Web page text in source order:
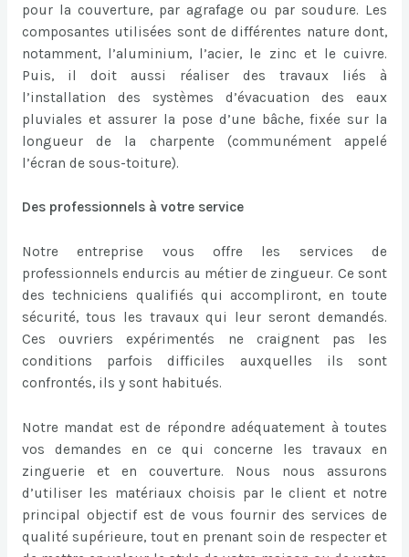
pour la couverture, par agrafage ou par soudure. Les
composantes utilisées sont de différentes nature dont,
notamment, l’aluminium, l’acier, le zinc et le cuivre.
Puis, il doit aussi réaliser des travaux liés à
l’installation des systèmes d’évacuation des eaux
pluviales et assurer la pose d’une bâche, fixée sur la
longueur de la charpente (communément appelé
l’écran de sous-toiture).
Des professionnels à votre service
Notre entreprise vous offre les services de
professionnels endurcis au métier de zingueur. Ce sont
des techniciens qualifiés qui accompliront, en toute
sécurité, tous les travaux qui leur seront demandés.
Ces ouvriers expérimentés ne craignent pas les
conditions parfois difficiles auxquelles ils sont
confrontés, ils y sont habitués.
Notre mandat est de répondre adéquatement à toutes
vos demandes en ce qui concerne les travaux en
zinguerie et en couverture. Nous nous assurons
d’utiliser les matériaux choisis par le client et notre
principal objectif est de vous fournir des services de
qualité supérieure, tout en prenant soin de respecter et